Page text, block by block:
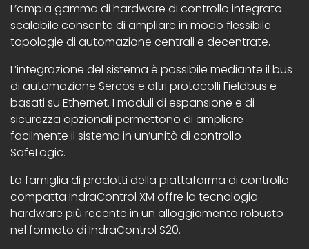
L’ampia gamma di hardware di controllo integrato
scalabile consente di ampliare in modo flessibile
topologie di automazione centrali e decentrate.
L’integrazione del sistema è possibile mediante il bus
di automazione Sercos e altri protocolli Fieldbus e
basati su Ethernet. I moduli di espansione e di
sicurezza opzionali permettono di ampliare
facilmente il sistema in un’unità di controllo
SafeLogic.
La famiglia di prodotti della piattaforma di controllo
compatta IndraControl XM offre la tecnologia
hardware più recente in un alloggiamento robusto
nel formato di IndraControl S20.